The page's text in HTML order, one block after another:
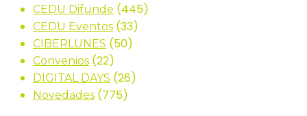
CEDU Difunde (445)
CEDU Eventos (33)
CIBERLUNES (50)
Convenios (22)
DIGITAL DAYS (26)
Novedades (775)